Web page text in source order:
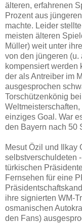
älteren, erfahrenen
Prozent aus
machte. Leider
meisten älteren
Müller) weit unter
von den jüngeren (u.
kompensiert werden
der als Antreiber im
ausgesprochen
Torschützenkönig
einziges Goal. War
den Bayern nach 50
Mesut Özil und Ilkay
selbstverschuldeten
türkischen
Fernsehen für eine
ihre signierten WM-
osmanischen
den Fans)